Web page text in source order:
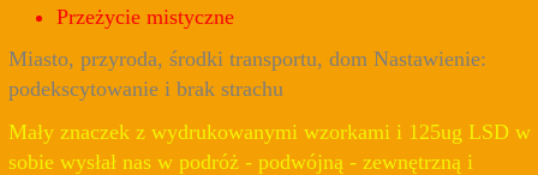
Przeżycie mistyczne
Miasto, przyroda, środki transportu, dom Nastawienie:
podekscytowanie i brak strachu
Mały znaczek z wydrukowanymi wzorkami i 125ug LSD w
sobie wysłał nas w podróż - podwójną - zewnętrzną i